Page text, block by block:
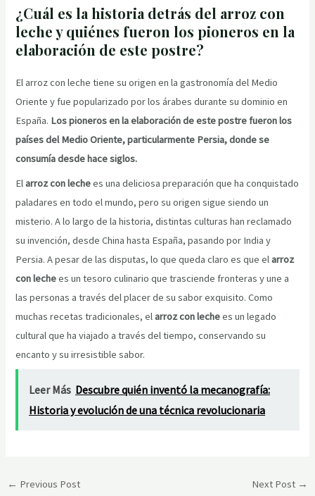
¿Cuál es la historia detrás del arroz con
leche y quiénes fueron los pioneros en la
elaboración de este postre?
El arroz con leche tiene su origen en la gastronomía del Medio
Oriente y fue popularizado por los árabes durante su dominio en
España. Los pioneros en la elaboración de este postre fueron los
países del Medio Oriente, particularmente Persia, donde se
consumía desde hace siglos.
Elarroz con lechees una deliciosa preparación que ha conquistado
paladares en todo el mundo, pero su origen sigue siendo un
misterio. A lo largo de la historia, distintas culturas han reclamado
su invención, desde China hasta España, pasando por India y
Persia. A pesar de las disputas, lo que queda claro es que elarroz
con lechees un tesoro culinario que trasciende fronteras y une a
las personas a través del placer de su sabor exquisito. Como
muchas recetas tradicionales, elarroz con lechees un legado
cultural que ha viajado a través del tiempo, conservando su
encanto y su irresistible sabor.
Leer Más Descubre quién inventó la mecanografía:
Historia y evolución de una técnica revolucionaria
Post
← Previous Post Next Post →